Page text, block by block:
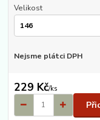
Velikost
Nejsme plátci DPH
229 Kč/ks